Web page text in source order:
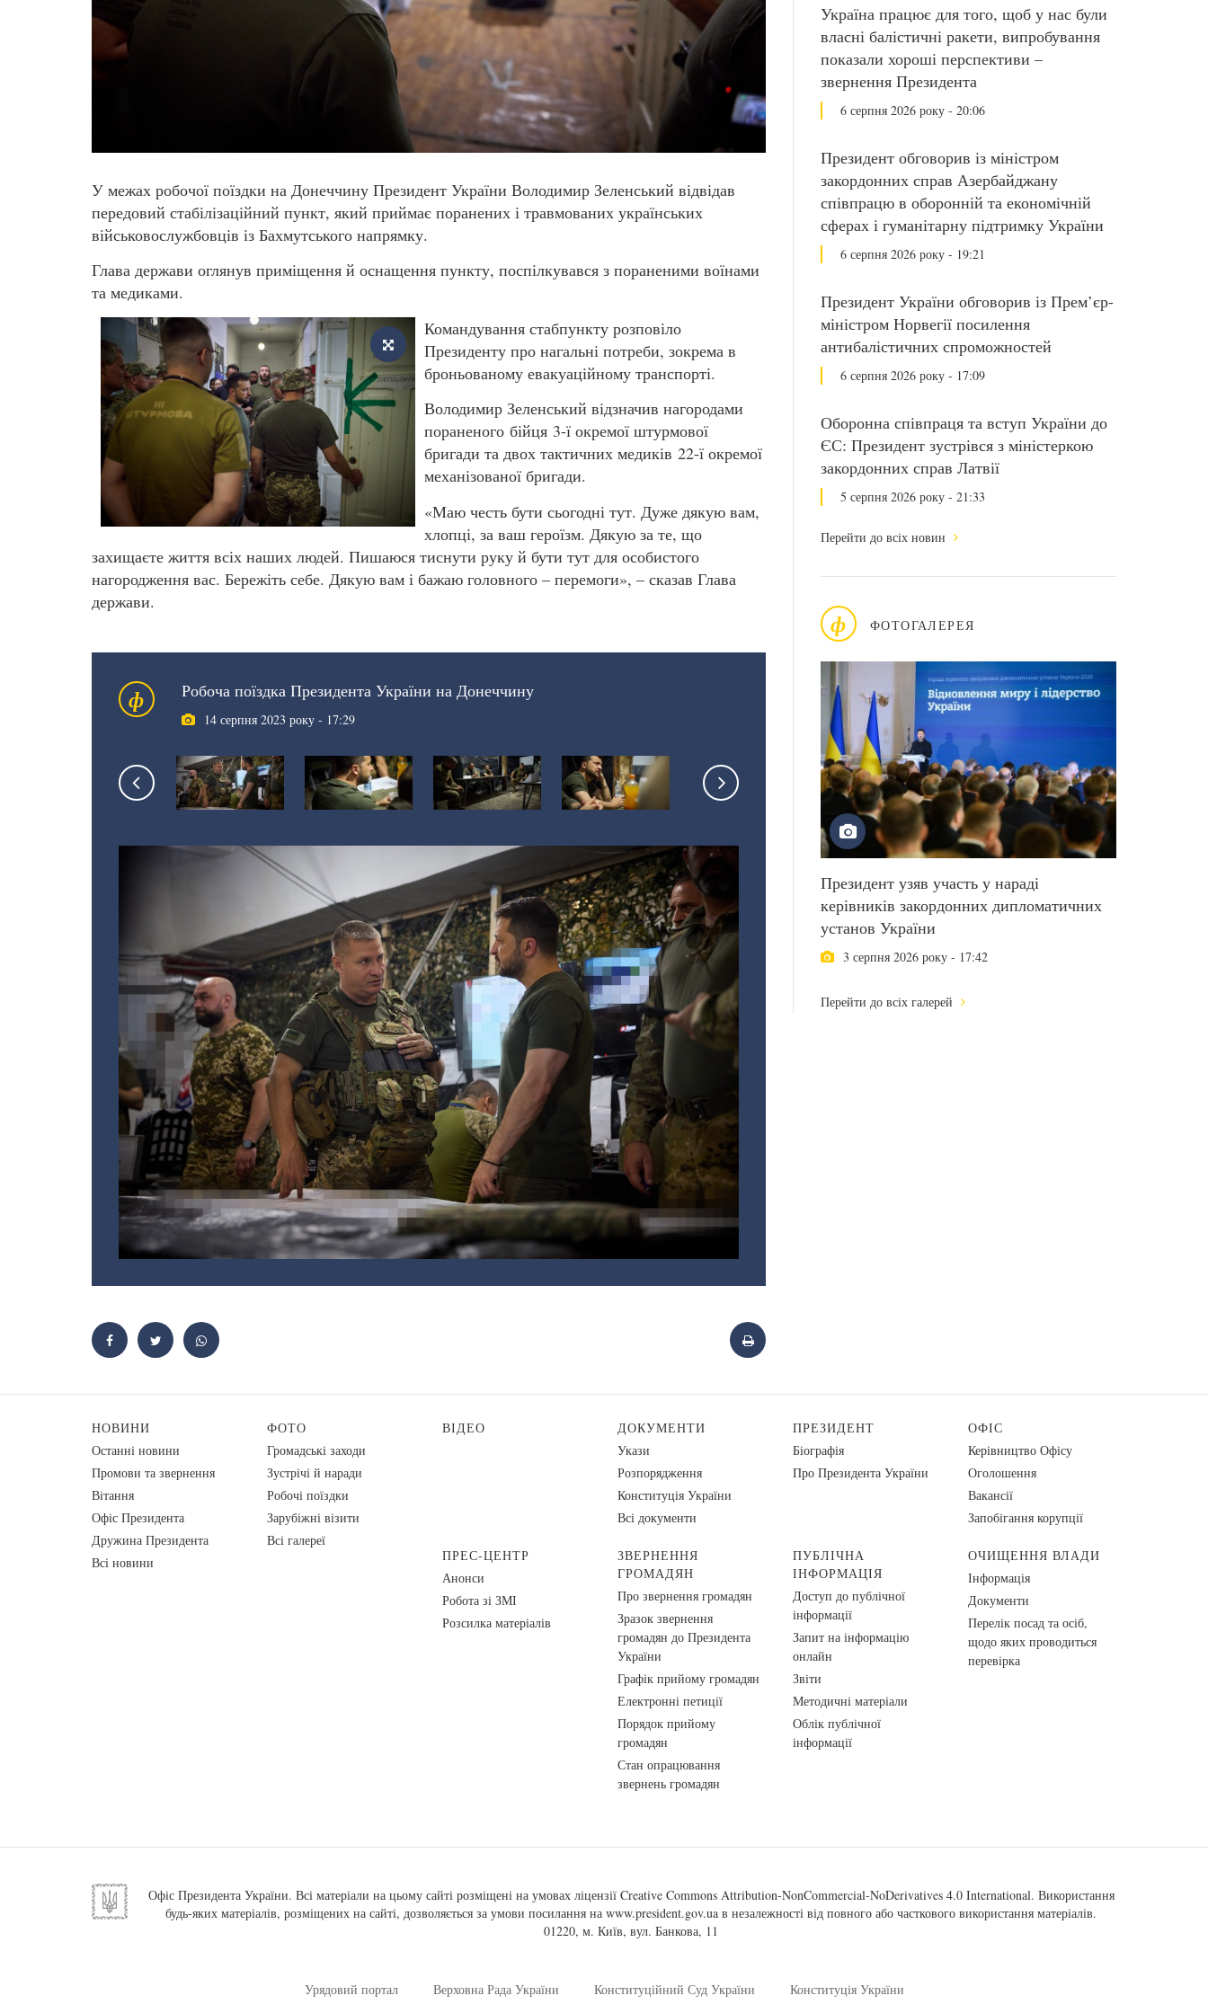
Україна працює для того, щоб у нас були
власні балістичні ракети, випробування
показали хороші перспективи –
звернення Президента
6 серпня 2026 року - 20:06
Президент обговорив із міністром
закордонних справ Азербайджану
співпрацю в оборонній та економічній
сферах і гуманітарну підтримку України
6 серпня 2026 року - 19:21
Президент України обговорив із Прем’єр-
міністром Норвегії посилення
антибалістичних спроможностей
6 серпня 2026 року - 17:09
Оборонна співпраця та вступ України до
ЄС: Президент зустрівся з міністеркою
закордонних справ Латвії
5 серпня 2026 року - 21:33
Перейти до всіх новин
ф ФОТОГАЛЕРЕЯ
Президент узяв участь у нараді
керівників закордонних дипломатичних
установ України
3 серпня 2026 року - 17:42
Перейти до всіх галерей
У межах робочої поїздки на Донеччину Президент України Володимир Зеленський відвідав
передовий стабілізаційний пункт, який приймає поранених і травмованих українських
військовослужбовців із Бахмутського напрямку.
Глава держави оглянув приміщення й оснащення пункту, поспілкувався з пораненими воїнами
та медиками.
Командування стабпункту розповіло
Президенту про нагальні потреби, зокрема в
броньованому евакуаційному транспорті.
Володимир Зеленський відзначив нагородами
пораненого бійця 3-ї окремої штурмової
бригади та двох тактичних медиків 22-ї окремої
механізованої бригади.
«Маю честь бути сьогодні тут. Дуже дякую вам,
хлопці, за ваш героїзм. Дякую за те, що
захищаєте життя всіх наших людей. Пишаюся тиснути руку й бути тут для особистого
нагородження вас. Бережіть себе. Дякую вам і бажаю головного – перемоги», – сказав Глава
держави.
ф Робоча поїздка Президента України на Донеччину
14 серпня 2023 року - 17:29
НОВИНИ
Останні новини
Промови та звернення
Вiтання
Офіс Президента
Дружина Президента
Всі новини
ФОТО
Громадські заходи
Зустрічі й наради
Робочі поїздки
Зарубіжні візити
Всі галереї
ВІДЕО
ДОКУМЕНТИ
Укази
Розпорядження
Конституція України
Всі документи
ПРЕЗИДЕНТ
Біографія
Про Президента України
ОФІС
Керівництво Офісу
Оголошення
Вакансії
Запобігання корупції
ПРЕС-ЦЕНТР
Анонси
Робота зі ЗМІ
Розсилка матеріалів
ЗВЕРНЕННЯ
ГРОМАДЯН
Про звернення громадян
Зразок звернення
громадян до Президента
України
Графік прийому громадян
Електронні петиції
Порядок прийому
громадян
Стан опрацювання
звернень громадян
ПУБЛІЧНА
ІНФОРМАЦІЯ
Доступ до публічної
інформації
Запит на інформацію
онлайн
Звіти
Методичні матеріали
Облік публічної
інформації
ОЧИЩЕННЯ ВЛАДИ
Інформація
Документи
Перелік посад та осіб,
щодо яких проводиться
перевірка
Офіс Президента України. Всі матеріали на цьому сайті розміщені на умовах ліцензії Creative Commons Attribution-NonCommercial-NoDerivatives 4.0 International. Використання
будь-яких матеріалів, розміщених на сайті, дозволяється за умови посилання на www.president.gov.ua в незалежності від повного або часткового використання матеріалів.
01220, м. Київ, вул. Банкова, 11
Урядовий портал Верховна Рада України Конституційний Суд України Конституція України